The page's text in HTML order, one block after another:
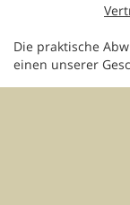
Die praktische
einen unserer